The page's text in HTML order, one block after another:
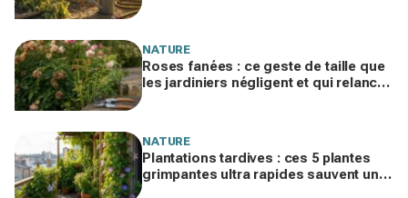
NATURE
Roses fanées : ce geste de taille que
les jardiniers négligent et qui relance
NATURE
Plantations tardives : ces 5 plantes
grimpantes ultra rapides sauvent une